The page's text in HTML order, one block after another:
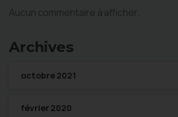
Aucun commentaire à afficher.
Archives
octobre 2021
février 2020